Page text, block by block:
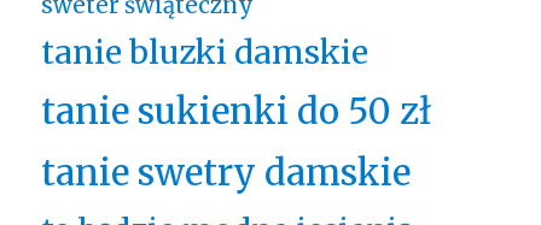
tanie bluzki damskie
tanie sukienki do 50 zł
tanie swetry damskie